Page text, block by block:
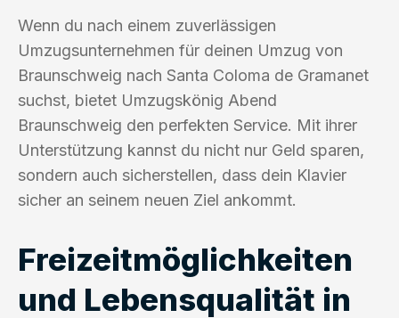
Wenn du nach einem zuverlässigen
Umzugsunternehmen für deinen Umzug von
Braunschweig nach Santa Coloma de Gramanet
suchst, bietet Umzugskönig Abend
Braunschweig den perfekten Service. Mit ihrer
Unterstützung kannst du nicht nur Geld sparen,
sondern auch sicherstellen, dass dein Klavier
sicher an seinem neuen Ziel ankommt.
Freizeitmöglichkeiten
und Lebensqualität in